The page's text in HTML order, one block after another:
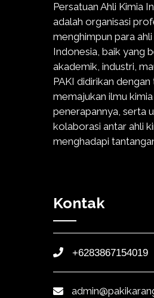
Persatuan Ahli Kimia
adalah organisasi
menghimpun para ahli
Indonesia, baik yang
akademik, industri,
PAKI didirikan
memajukan ilmu
penerapannya, serta
kolaborasi antar ahli
menghadapi
Kontak
+6283867154019